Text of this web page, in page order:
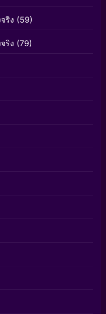
ริง (59)
ริง (79)